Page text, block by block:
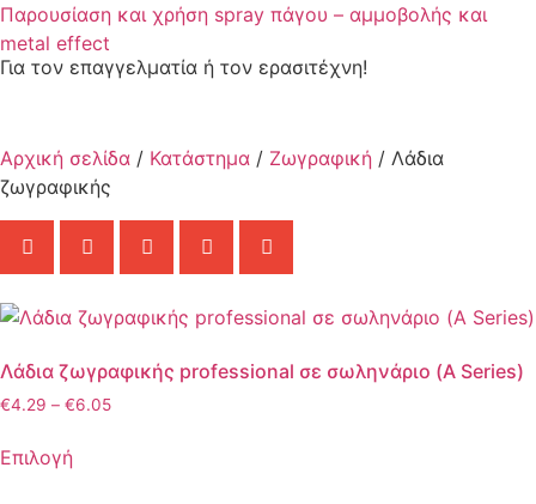
Παρουσίαση και χρήση spray πάγου – αμμοβολής και
metal effect
Για τον επαγγελματία ή τον ερασιτέχνη!
Αρχική σελίδα / Κατάστημα / Ζωγραφική / Λάδια
ζωγραφικής
Λάδια ζωγραφικής professional σε σωληνάριο (A Series)
€4.29 – €6.05
Επιλογή